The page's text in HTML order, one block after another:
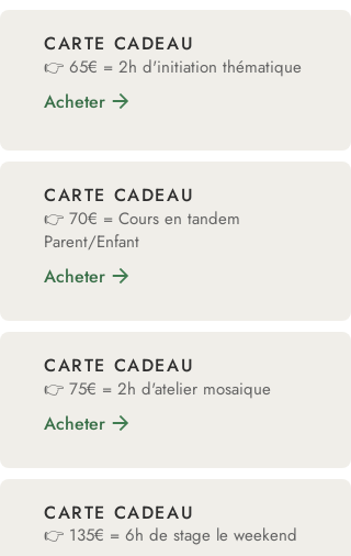
CARTE CADEAU
👉 65€ = 2h d'initiation thématique
Acheter
CARTE CADEAU
👉 70€ = Cours en tandem
Parent/Enfant
Acheter
CARTE CADEAU
👉 75€ = 2h d'atelier mosaique
Acheter
CARTE CADEAU
👉 135€ = 6h de stage le weekend